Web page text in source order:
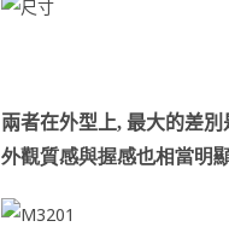
兩者在外型上, 最大的差
外觀質感與握感也相當明